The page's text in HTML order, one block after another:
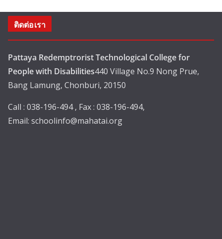
ติดต่อเรา
Pattaya Redemptrorist Technological College for
People with Disabilities440 Village No.9 Nong Prue,
Bang Lamung, Chonburi, 20150
Call : 038-196-494 , Fax : 038-196-494,
Email: schoolinfo@mahatai.org